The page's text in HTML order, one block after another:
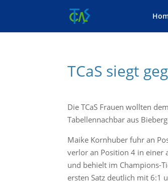
TCaS siegt
Die TCaS Frauen wollten
Tabellennachbar aus
Maike Kornhuber fuhr an
verlor an Position 4 in einer
und behielt im Champions-
ersten Satz deutlich mit 6:1